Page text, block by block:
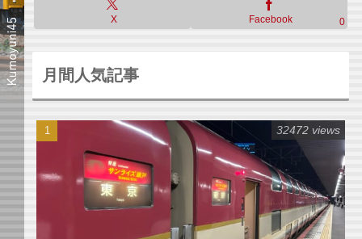
X Facebook 0
月間人気記事
32472 views